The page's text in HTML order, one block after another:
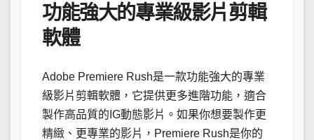
功能強大的專業級影片剪輯
軟體
Adobe Premiere Rush是一款功能強大的專業
級影片剪輯軟體，它提供更多進階功能，適合
製作高品質的IG動態影片。如果你想要製作更
精緻、更專業的影片，Premiere Rush是你的